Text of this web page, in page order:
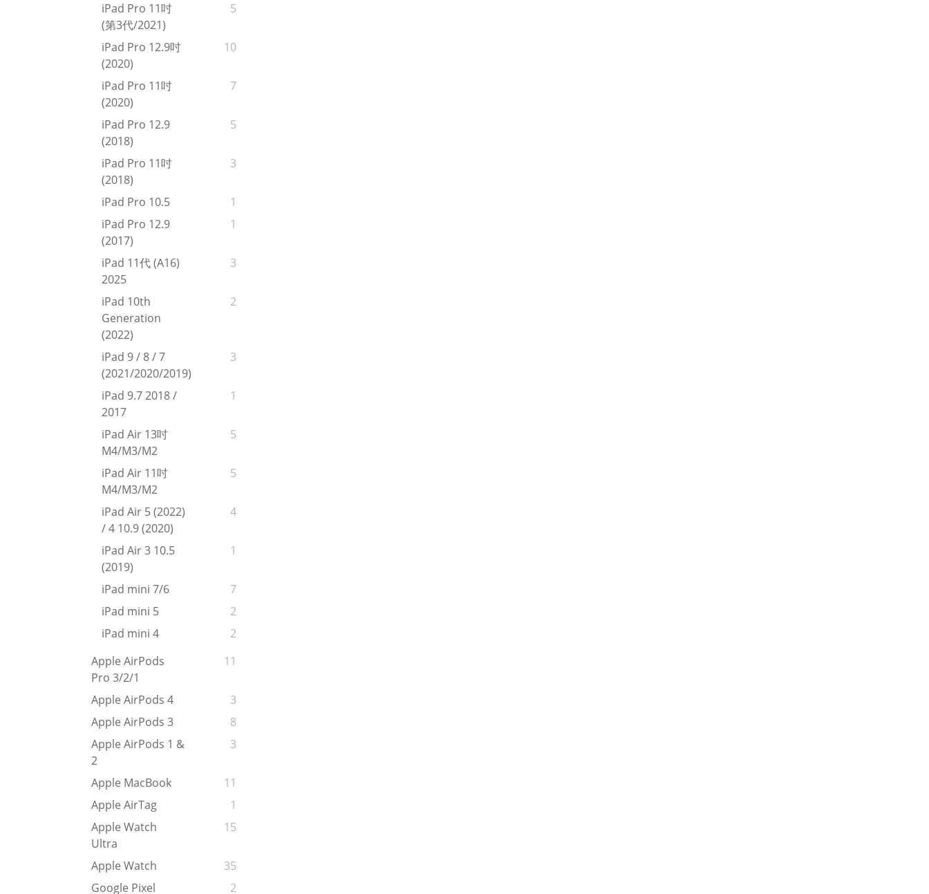
iPad Pro 11吋
(第3代/2021)
5
iPad Pro 12.9吋
(2020)
10
iPad Pro 11吋
(2020)
7
iPad Pro 12.9
(2018)
5
iPad Pro 11吋
(2018)
3
iPad Pro 10.5
1
iPad Pro 12.9
(2017)
1
iPad 11代 (A16)
2025
3
iPad 10th
Generation
(2022)
2
iPad 9 / 8 / 7
(2021/2020/2019)
3
iPad 9.7 2018 /
2017
1
iPad Air 13吋
M4/M3/M2
5
iPad Air 11吋
M4/M3/M2
5
iPad Air 5 (2022)
/ 4 10.9 (2020)
4
iPad Air 3 10.5
(2019)
1
iPad mini 7/6
7
iPad mini 5
2
iPad mini 4
2
Apple AirPods
Pro 3/2/1
11
Apple AirPods 4
3
Apple AirPods 3
8
Apple AirPods 1 &
2
3
Apple MacBook
11
Apple AirTag
1
Apple Watch
Ultra
15
Apple Watch
35
Google Pixel
2